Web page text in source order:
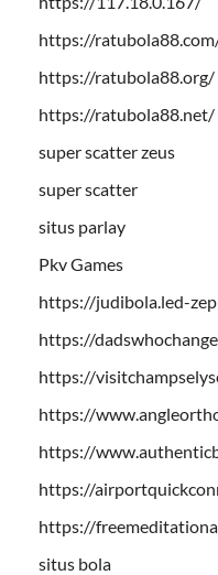
https://
https://ratubola88.org/
https://ratubola88.net/
super scatter zeus
super scatter
situs parlay
Pkv Games
https://judibola.led-
https://
https://
https://
https://
https://
https://
situs bola